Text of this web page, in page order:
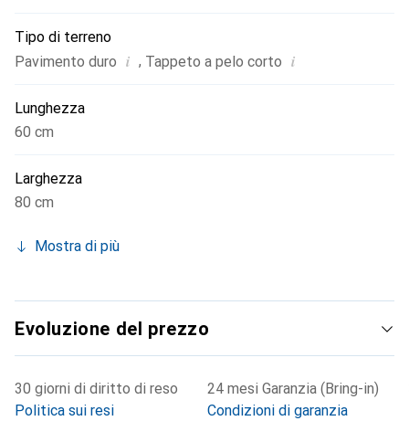
Tipo di terreno
Pavimento duro i , Tappeto a pelo corto i
Lunghezza
60 cm
Larghezza
80 cm
Mostra di più
Evoluzione del prezzo
30 giorni di diritto di reso
Politica sui resi
24 mesi Garanzia (Bring-in)
Condizioni di garanzia